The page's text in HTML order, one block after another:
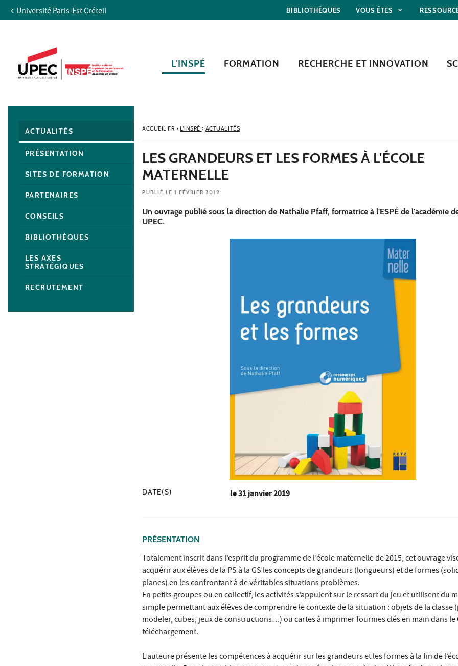
Aller au contenu
Recherche
Navigation secondaire
Université Paris-Est Créteil BIBLIOTHÈQUES VOUS ÊTES
L'INSPÉ FORMATION RECHERCHE ET INNOVATION
ACCUEIL FR› L'INSPÉ › ACTUALITÉS
LES GRANDEURS ET LES FORMES À L'ÉCOLE
MATERNELLE
PUBLIÉ LE 1 FÉVRIER 2019
Un ouvrage publié sous la direction de Nathalie Pfaff, formatrice à l'ESPÉ de l'académie
UPEC.
DATE(S) le31 janvier 2019
PRÉSENTATION
Totalement inscrit dans l’esprit du programme de l’école maternelle de 2015, cet ouvrage
acquérir aux élèves de la PS à la GS les concepts de grandeurs (longueurs) et de formes
planes) en les confrontant à de véritables situations problèmes.
En petits groupes ou en collectif, les activités s’appuient sur le ressort du jeu et utilisent du
simple permettant aux élèves de comprendre le contexte de la situation : objets de la classe
modeler, cubes, jeux de constructions…) ou cartes à imprimer fournies clés en main dans le
téléchargement.
L’auteure présente les compétences à acquérir sur les grandeurs et les formes à la fin de
ACTUALITÉS
PRÉSENTATION
SITES DE FORMATION
PARTENAIRES
CONSEILS
BIBLIOTHÈQUES
LES AXES
STRATÉGIQUES
RECRUTEMENT